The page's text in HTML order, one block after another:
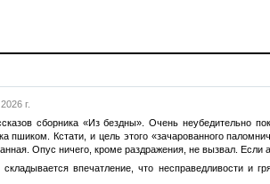
г.
сборника «Из бездны». Очень неубедительно
пшиком. Кстати, и цель этого «зачарованного
Опус ничего, кроме раздражения, не вызвал. Если
впечатление, что несправедливости и